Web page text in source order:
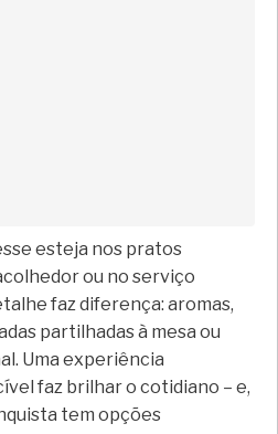
esteja nos pratos
ou no serviço
faz diferença: aromas,
partilhadas à mesa ou
Uma experiência
faz brilhar o cotidiano – e,
tem opções